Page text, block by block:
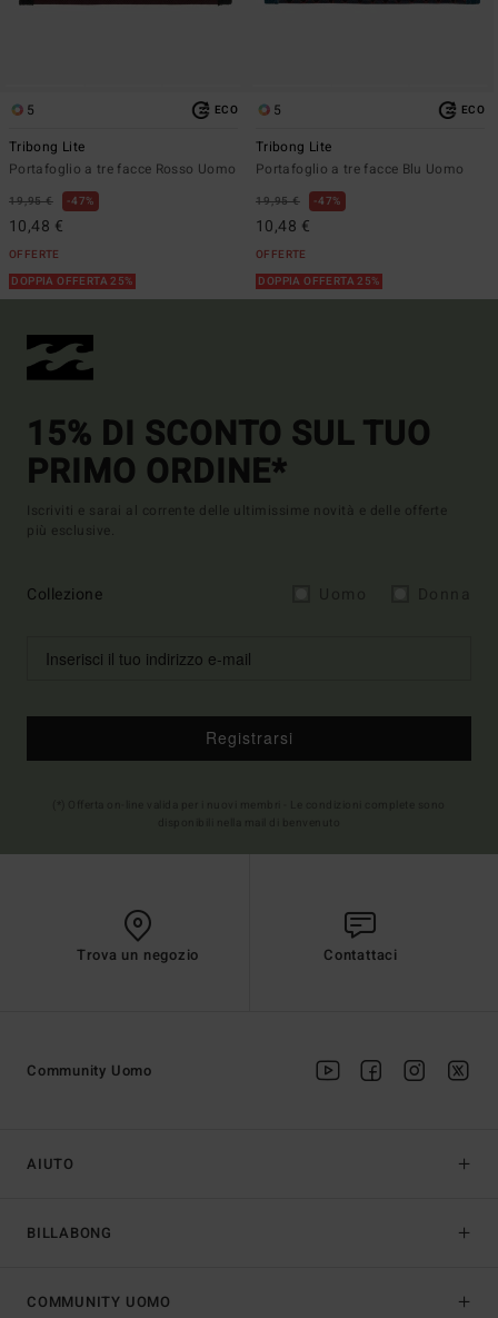
5 ECO
Tribong Lite
Portafoglio a tre facce Rosso Uomo
19,95 € 47%
10,48 €
OFFERTE
DOPPIA OFFERTA 25%
5 ECO
Tribong Lite
Portafoglio a tre facce Blu Uomo
19,95 € 47%
10,48 €
OFFERTE
DOPPIA OFFERTA 25%
15% DI SCONTO SUL TUO
PRIMO ORDINE*
Iscriviti e sarai al corrente delle ultimissime novità e delle offerte
più esclusive.
Collezione
Registrarsi
Trova un negozio Contattaci
AIUTO
BILLABONG
Community Uomo
COMMUNITY UOMO